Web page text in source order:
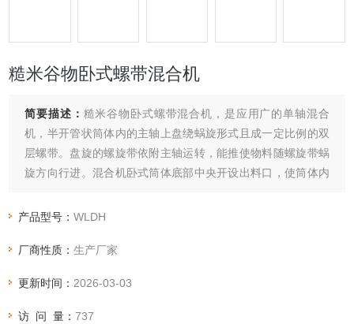
糙米谷物卧式螺带混合机
简要描述： 糙米谷物卧式螺带混合机，是应用广的单轴混合
机，半开管状筒体内的主轴上盘绕蜗旋形式且成一定比例的双
层螺带。盘旋的螺旋带依附主轴运转，能推使物料随螺旋带蜗
旋方向行进。混合机卧式筒体底部中央开设出料口，使筒体内
产品型号：WLDH
厂商性质：生产厂家
更新时间： 2026-03-03
访 问 量：737